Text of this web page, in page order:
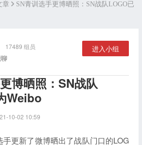
章
SN青训选手更博晒照：SN战队LOGO已
17489 组员 进入小组
博晒照：SN战队
Weibo
10-02 10:59
更新了微博晒出了战队门口的LOG